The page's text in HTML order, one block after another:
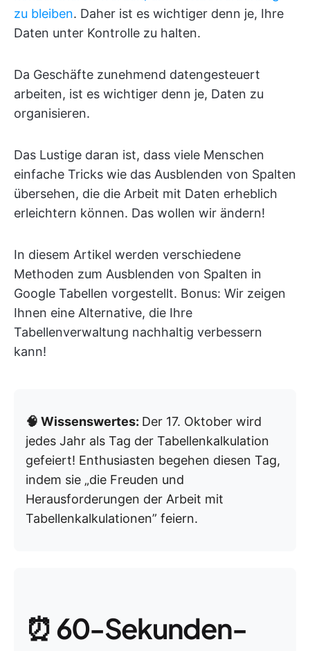
zu bleiben. Daher ist es wichtiger denn je, Ihre
Daten unter Kontrolle zu halten.
Da Geschäfte zunehmend datengesteuert
arbeiten, ist es wichtiger denn je, Daten zu
organisieren.
Das Lustige daran ist, dass viele Menschen
einfache Tricks wie das Ausblenden von Spalten
übersehen, die die Arbeit mit Daten erheblich
erleichtern können. Das wollen wir ändern!
In diesem Artikel werden verschiedene
Methoden zum Ausblenden von Spalten in
Google Tabellen vorgestellt. Bonus: Wir zeigen
Ihnen eine Alternative, die Ihre
Tabellenverwaltung nachhaltig verbessern
kann!
🧠 Wissenswertes: Der 17. Oktober wird
jedes Jahr als Tag der Tabellenkalkulation
gefeiert! Enthusiasten begehen diesen Tag,
indem sie „die Freuden und
Herausforderungen der Arbeit mit
Tabellenkalkulationen” feiern.
⏰ 60-Sekunden-